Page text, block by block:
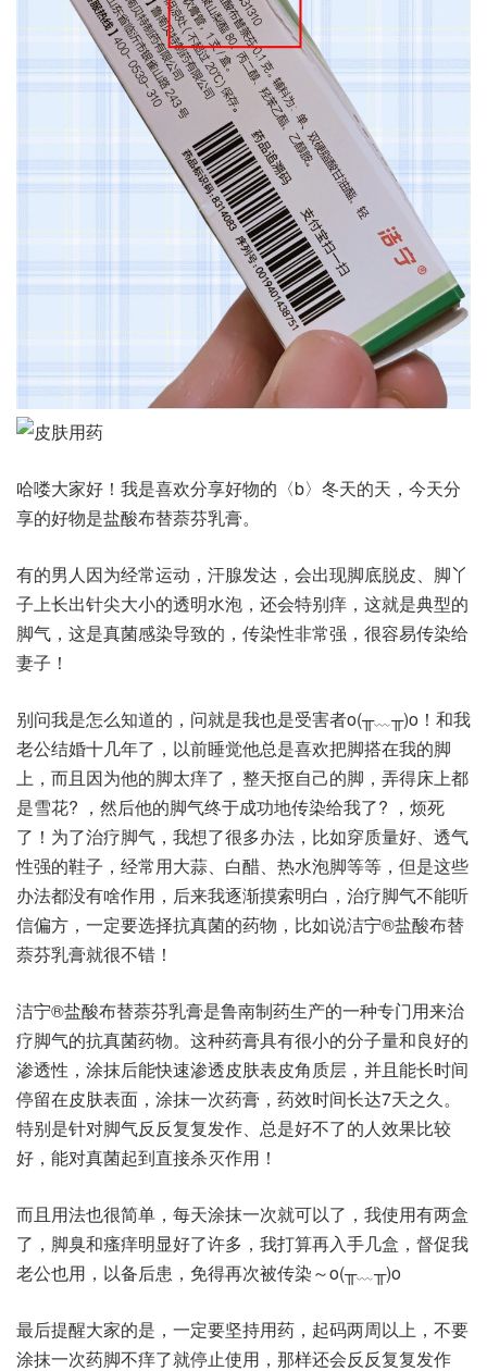
哈喽大家好！我是喜欢分享好物的〈b〉冬天的天，今天分
享的好物是盐酸布替萘芬乳膏。
有的男人因为经常运动，汗腺发达，会出现脚底脱皮、脚丫
子上长出针尖大小的透明水泡，还会特别痒，这就是典型的
脚气，这是真菌感染导致的，传染性非常强，很容易传染给
妻子！
别问我是怎么知道的，问就是我也是受害者o(╥﹏╥)o！和我
老公结婚十几年了，以前睡觉他总是喜欢把脚搭在我的脚
上，而且因为他的脚太痒了，整天抠自己的脚，弄得床上都
是雪花? ，然后他的脚气终于成功地传染给我了? ，烦死
了！为了治疗脚气，我想了很多办法，比如穿质量好、透气
性强的鞋子，经常用大蒜、白醋、热水泡脚等等，但是这些
办法都没有啥作用，后来我逐渐摸索明白，治疗脚气不能听
信偏方，一定要选择抗真菌的药物，比如说洁宁®盐酸布替
萘芬乳膏就很不错！
洁宁®盐酸布替萘芬乳膏是鲁南制药生产的一种专门用来治
疗脚气的抗真菌药物。这种药膏具有很小的分子量和良好的
渗透性，涂抹后能快速渗透皮肤表皮角质层，并且能长时间
停留在皮肤表面，涂抹一次药膏，药效时间长达7天之久。
特别是针对脚气反反复复发作、总是好不了的人效果比较
好，能对真菌起到直接杀灭作用！
而且用法也很简单，每天涂抹一次就可以了，我使用有两盒
了，脚臭和瘙痒明显好了许多，我打算再入手几盒，督促我
老公也用，以备后患，免得再次被传染～o(╥﹏╥)o
最后提醒大家的是，一定要坚持用药，起码两周以上，不要
涂抹一次药脚不痒了就停止使用，那样还会反反复复发作